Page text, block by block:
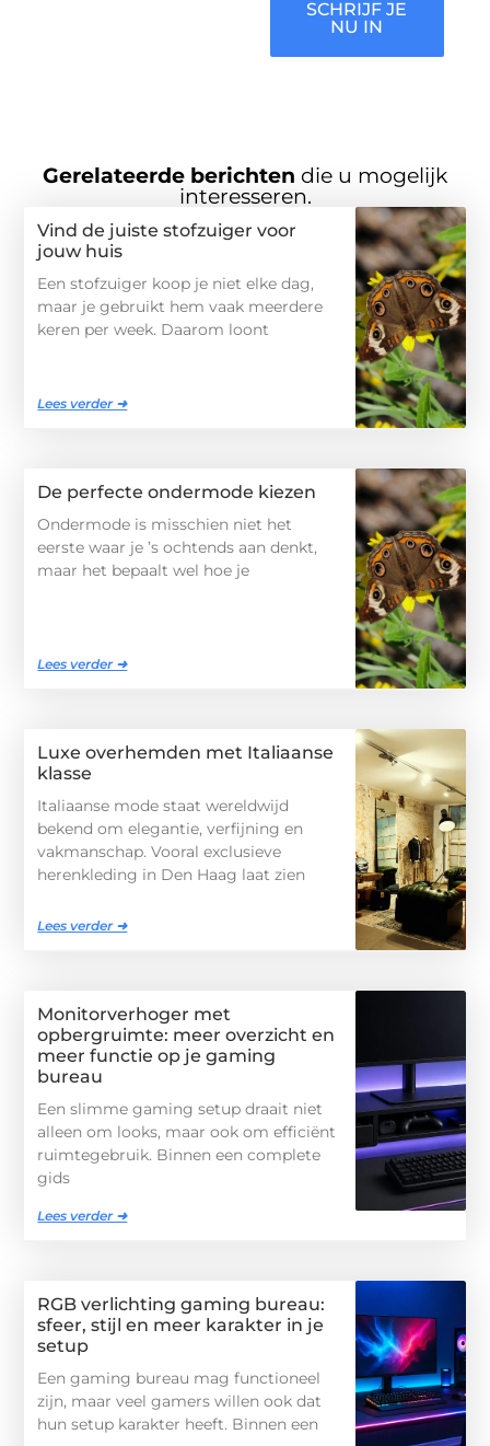
SCHRIJF JE
NU IN
Gerelateerde berichten die u mogelijk
interesseren.
Vind de juiste stofzuiger voor
jouw huis
Een stofzuiger koop je niet elke dag,
maar je gebruikt hem vaak meerdere
keren per week. Daarom loont
Lees verder ➜
De perfecte ondermode kiezen
Ondermode is misschien niet het
eerste waar je ’s ochtends aan denkt,
maar het bepaalt wel hoe je
Lees verder ➜
Luxe overhemden met Italiaanse
klasse
Italiaanse mode staat wereldwijd
bekend om elegantie, verfijning en
vakmanschap. Vooral exclusieve
herenkleding in Den Haag laat zien
Lees verder ➜
Monitorverhoger met
opbergruimte: meer overzicht en
meer functie op je gaming
bureau
Een slimme gaming setup draait niet
alleen om looks, maar ook om efficiënt
ruimtegebruik. Binnen een complete
gids
Lees verder ➜
RGB verlichting gaming bureau:
sfeer, stijl en meer karakter in je
setup
Een gaming bureau mag functioneel
zijn, maar veel gamers willen ook dat
hun setup karakter heeft. Binnen een